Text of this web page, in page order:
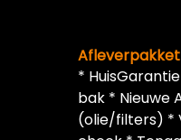
Afleverpakket
*
bak * Nieuwe
(olie/filters) *